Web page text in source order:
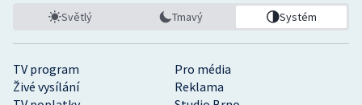
TV program
Pro média
Živé vysílání
Reklama
Světlý Tmavý Systém